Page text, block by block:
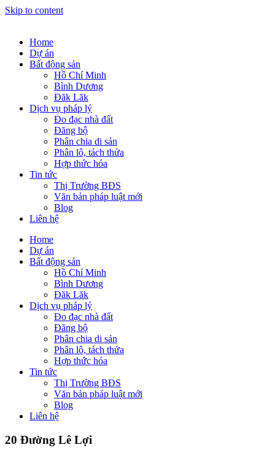
Skip to content
Home
Dự án
Bất động sản
Hồ Chí Minh
Bình Dương
Đăk Lăk
Dịch vụ pháp lý
Đo đạc nhà đất
Đăng bộ
Phân chia di sản
Phân lô, tách thửa
Hợp thức hóa
Tin tức
Thị Trường BĐS
Văn bản pháp luật mới
Blog
Liên hệ
Home
Dự án
Bất động sản
Hồ Chí Minh
Bình Dương
Đăk Lăk
Dịch vụ pháp lý
Đo đạc nhà đất
Đăng bộ
Phân chia di sản
Phân lô, tách thửa
Hợp thức hóa
Tin tức
Thị Trường BĐS
Văn bản pháp luật mới
Blog
Liên hệ
20 Đường Lê Lợi